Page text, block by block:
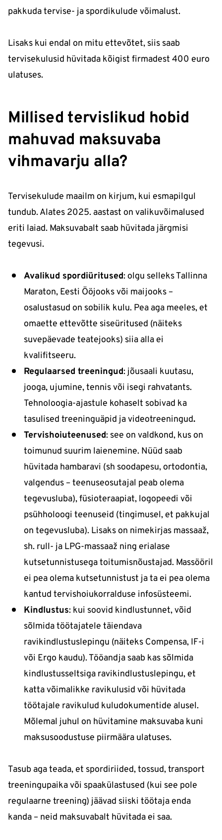
pakkuda tervise- ja spordikulude võimalust.
Lisaks kui endal on mitu ettevõtet, siis saab
tervisekulusid hüvitada kõigist firmadest 400 euro
ulatuses.
Millised tervislikud hobid
mahuvad maksuvaba
vihmavarju alla?
Tervisekulude maailm on kirjum, kui esmapilgul
tundub. Alates 2025. aastast on valikuvõimalused
eriti laiad. Maksuvabalt saab hüvitada järgmisi
tegevusi.
Avalikud spordiüritused: olgu selleks Tallinna
Maraton, Eesti Ööjooks või maijooks –
osalustasud on sobilik kulu. Pea aga meeles, et
omaette ettevõtte siseüritused (näiteks
suvepäevade teatejooks) siia alla ei
kvalifitseeru.
Regulaarsed treeningud: jõusaali kuutasu,
jooga, ujumine, tennis või isegi rahvatants.
Tehnoloogia-ajastule kohaselt sobivad ka
tasulised treeninguäpid ja videotreeningud.
Tervishoiuteenused: see on valdkond, kus on
toimunud suurim laienemine. Nüüd saab
hüvitada hambaravi (sh soodapesu, ortodontia,
valgendus – teenuseosutajal peab olema
tegevusluba), füsioteraapiat, logopeedi või
psühholoogi teenuseid (tingimusel, et pakkujal
on tegevusluba). Lisaks on nimekirjas massaaž,
sh. rull- ja LPG-massaaž ning erialase
kutsetunnistusega toitumisnõustajad. Massööril
ei pea olema kutsetunnistust ja ta ei pea olema
kantud tervishoiukorralduse infosüsteemi.
Kindlustus: kui soovid kindlustunnet, võid
sõlmida töötajatele täiendava
ravikindlustuslepingu (näiteks Compensa, IF-i
või Ergo kaudu). Tööandja saab kas sõlmida
kindlustusseltsiga ravikindlustuslepingu, et
katta võimalikke ravikulusid või hüvitada
töötajale ravikulud kuludokumentide alusel.
Mõlemal juhul on hüvitamine maksuvaba kuni
maksusoodustuse piirmäära ulatuses.
Tasub aga teada, et spordiriided, tossud, transport
treeningupaika või spaakülastused (kui see pole
regulaarne treening) jäävad siiski töötaja enda
kanda – neid maksuvabalt hüvitada ei saa.